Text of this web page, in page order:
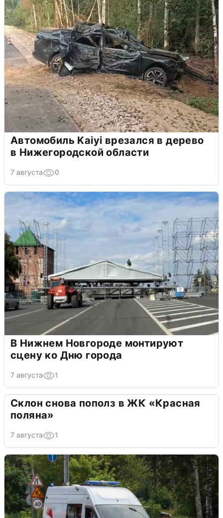
Автомобиль Kaiyi врезался в дерево
в Нижегородской области
7 августа 0
В Нижнем Новгороде монтируют
сцену ко Дню города
7 августа 1
Склон снова пополз в ЖК «Красная
поляна»
7 августа 1